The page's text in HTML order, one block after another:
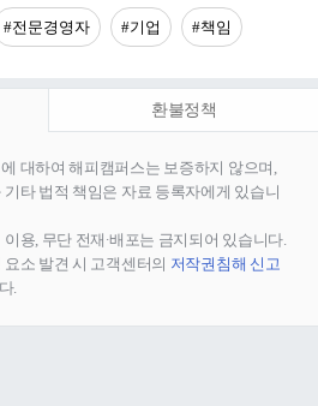
#전문경영자 #기업 #책임
환불정책
대하여 해피캠퍼스는 보증하지 않으며,
타 법적 책임은 자료 등록자에게 있습니
용, 무단 전재∙배포는 금지되어 있습니다.
소 발견 시 고객센터의 저작권침해 신고
.